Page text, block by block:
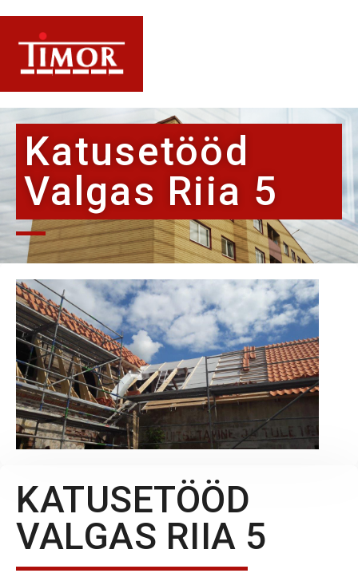
Katusetööd
Valgas Riia 5
KATUSETÖÖD
VALGAS RIIA 5